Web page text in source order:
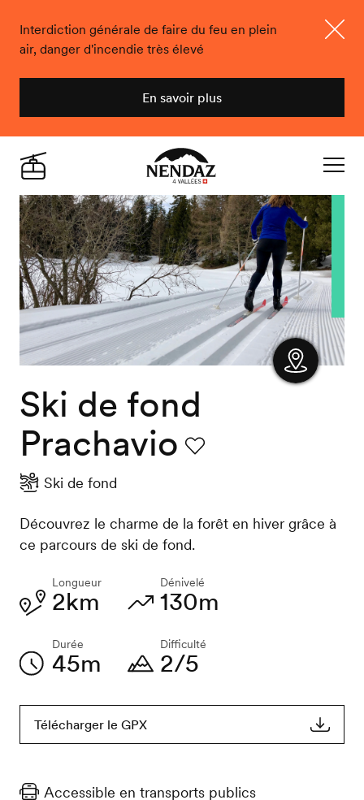
Interdiction générale de faire du feu en plein
air, danger d'incendie très élevé
En savoir plus
Nendaz
Live
Ski de fond
Prachavio
Ski de fond
Découvrez le charme de la forêt en hiver grâce à
ce parcours de ski de fond.
Longueur
2km
Durée
45m
Dénivelé
130m
Difficulté
2/5
Télécharger le GPX
Accessible en transports publics